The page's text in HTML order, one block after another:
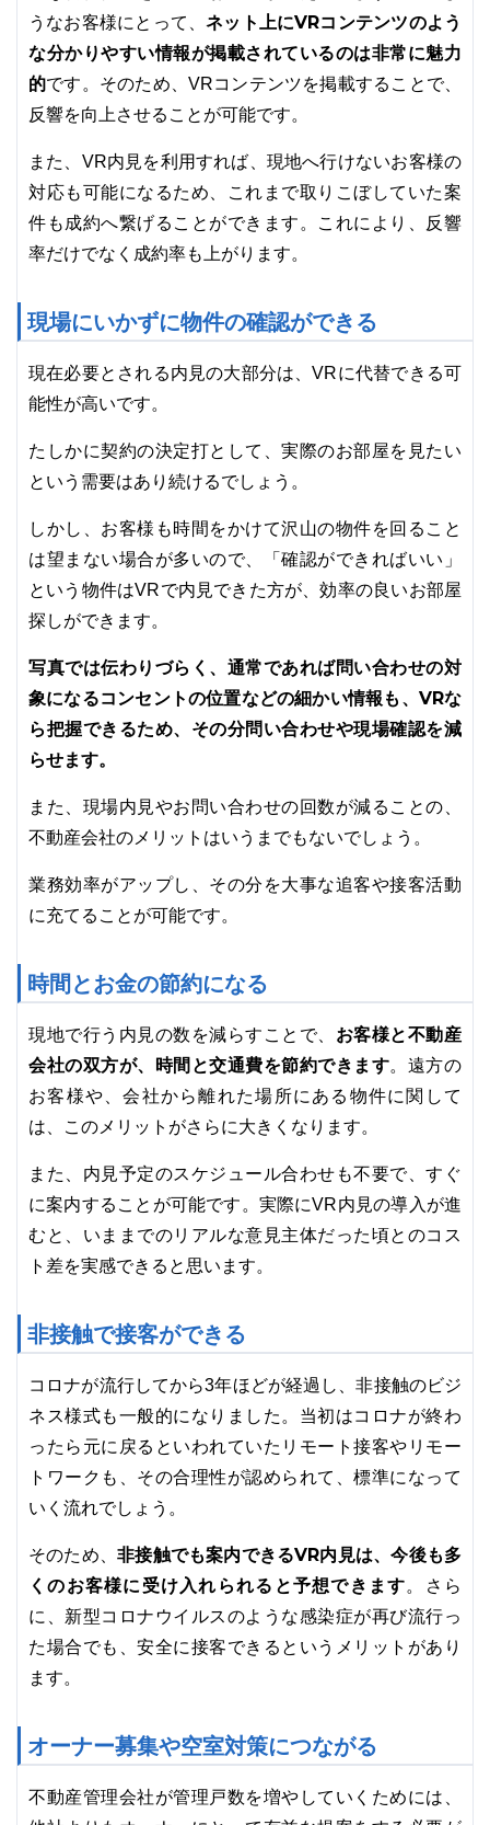
うなお客様にとって、ネット上にVRコンテンツのよう
な分かりやすい情報が掲載されているのは非常に魅力
的です。そのため、VRコンテンツを掲載することで、
反響を向上させることが可能です。
また、VR内見を利用すれば、現地へ行けないお客様の
対応も可能になるため、これまで取りこぼしていた案
件も成約へ繋げることができます。これにより、反響
率だけでなく成約率も上がります。
現場にいかずに物件の確認ができる
現在必要とされる内見の大部分は、VRに代替できる可
能性が高いです。
たしかに契約の決定打として、実際のお部屋を見たい
という需要はあり続けるでしょう。
しかし、お客様も時間をかけて沢山の物件を回ること
は望まない場合が多いので、「確認ができればいい」
という物件はVRで内見できた方が、効率の良いお部屋
探しができます。
写真では伝わりづらく、通常であれば問い合わせの対
象になるコンセントの位置などの細かい情報も、VRな
ら把握できるため、その分問い合わせや現場確認を減
らせます。
また、現場内見やお問い合わせの回数が減ることの、
不動産会社のメリットはいうまでもないでしょう。
業務効率がアップし、その分を大事な追客や接客活動
に充てることが可能です。
時間とお金の節約になる
現地で行う内見の数を減らすことで、 お客様と不動産
会社の双方が、時間と交通費を節約できます。遠方の
お客様や、会社から離れた場所にある物件に関して
は、このメリットがさらに大きくなります。
また、内見予定のスケジュール合わせも不要で、すぐ
に案内することが可能です。実際にVR内見の導入が進
むと、いままでのリアルな意見主体だった頃とのコス
ト差を実感できると思います。
非接触で接客ができる
コロナが流行してから3年ほどが経過し、非接触のビジ
ネス様式も一般的になりました。当初はコロナが終わ
ったら元に戻るといわれていたリモート接客やリモー
トワークも、その合理性が認められて、標準になって
いく流れでしょう。
そのため、非接触でも案内できるVR内見は、今後も多
くのお客様に受け入れられると予想できます。さら
に、新型コロナウイルスのような感染症が再び流行っ
た場合でも、安全に接客できるというメリットがあり
ます。
オーナー募集や空室対策につながる
不動産管理会社が管理戸数を増やしていくためには、